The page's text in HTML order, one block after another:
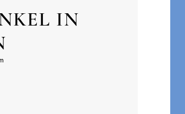
IN